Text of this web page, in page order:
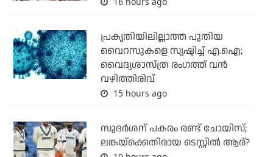
പ്രകൃതിയിലില്ലാത്ത പുതിയ
വൈറസുകളെ സൃഷ്ടിച്ച് എ.ഐ;
വൈദ്യശാസ്ത്ര രംഗത്ത് വന്‍
വഴിത്തിരിവ്
15 hours ago
സുദര്‍ശന് പകരം രണ്ട് ചോയിസ്;
ലങ്കയ്‌ക്കെതിരായ ടെസ്റ്റില്‍ ആര്?